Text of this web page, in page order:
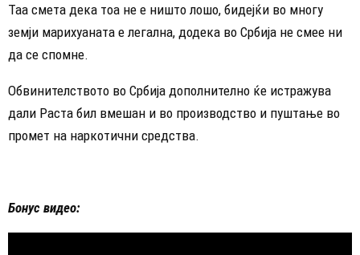
Таа смета дека тоа не е ништо лошо, бидејќи во многу
земји марихуаната е легална, додека во Србија не смее ни
да се спомне.
Обвинителството во Србија дополнително ќе истражува
дали Раста бил вмешан и во производство и пуштање во
промет на наркотични средства.
Бонус видео: